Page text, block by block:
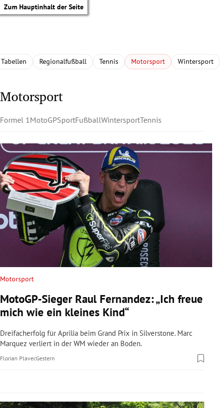
Zum Hauptinhalt der Seite
Untermenü
Untermenü
Untermenü
Untermenü
Untermenü
Tabellen Regionalfußball Tennis Motorsport Wintersport
Motorsport
Formel 1 MotoGPSportFußballWintersportTennis
Motorsport
MotoGP-Sieger Raul Fernandez: „Ich freue
mich wie ein kleines Kind“
Dreifacherfolg für Aprilia beim Grand Prix in Silverstone. Marc
Marquez verliert in der WM wieder an Boden.
Florian PlavecGestern